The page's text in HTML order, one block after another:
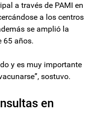
a través de PAMI en
a los centros
se amplió la
65 años.
y es muy importante
sostuvo.
en